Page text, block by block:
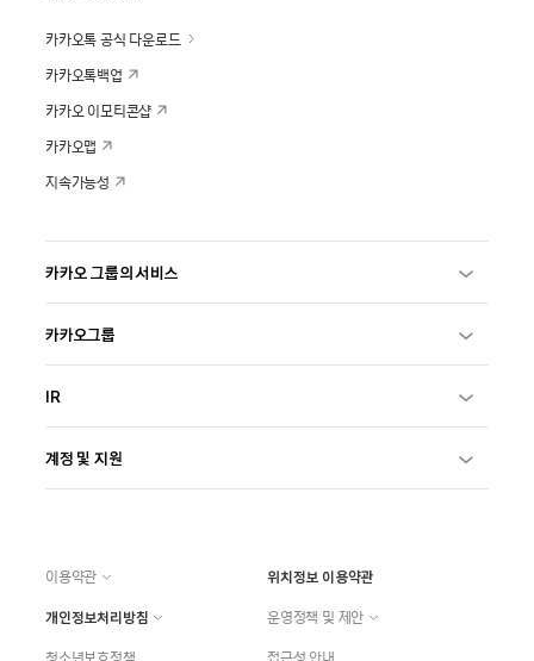
카카오톡 공식 다운로드
카카오톡백업
카카오 이모티콘샵
카카오맵
지속가능성
카카오 그룹의 서비스
카카오그룹
IR
계정 및 지원
이용약관
위치정보 이용약관
개인정보처리방침
운영정책 및 제안